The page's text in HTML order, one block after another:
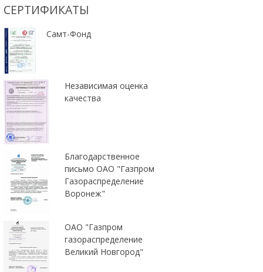
СЕРТИФИКАТЫ
Самт-Фонд
Независимая оценка
качества
Благодарственное
письмо ОАО "Газпром
Газораспределение
Воронеж"
ОАО "Газпром
газораспределение
Великий Новгород"